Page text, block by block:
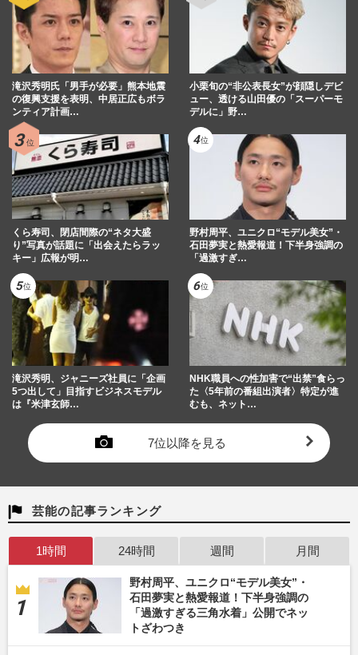
滝沢秀明氏「男手が必要」熊本地震
の復興支援を表明、中居正広もボラ
ンティア計画…
小栗旬の“非公表長女”が顔隠しデビ
ュー、透ける山田優の「スーパーモ
デルに」野…
くら寿司、閉店間際の“ネタ大盛
り”写真が話題に「出会えたらラッ
キー」広報が明…
野村周平、ユニクロ“モデル美女”・
石田夢実と熱愛報道！下半身強調の
「過激すぎ…
滝沢秀明、ジャニーズ社員に「企画
5つ出して」目指すビジネスモデル
は『米津玄師…
NHK職員への性加害で“出禁”食らっ
た〈5年前の番組出演者〉特定が進
むも、ネット…
7位以降を見る
芸能の記事ランキング
1時間 24時間 週間 月間
野村周平、ユニクロ“モデル美女”・
石田夢実と熱愛報道！下半身強調の
「過激すぎる三角水着」公開でネッ
トざわつき